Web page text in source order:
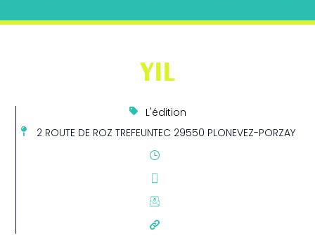
YIL
L'édition
2 ROUTE DE ROZ TREFEUNTEC 29550 PLONEVEZ-PORZAY